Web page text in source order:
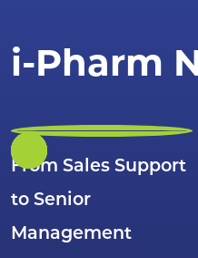
i-Pharm
From Sales Support
to Senior
Management